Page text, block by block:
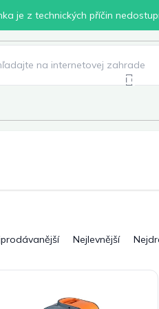
je z technických příčin
Nejlevnější